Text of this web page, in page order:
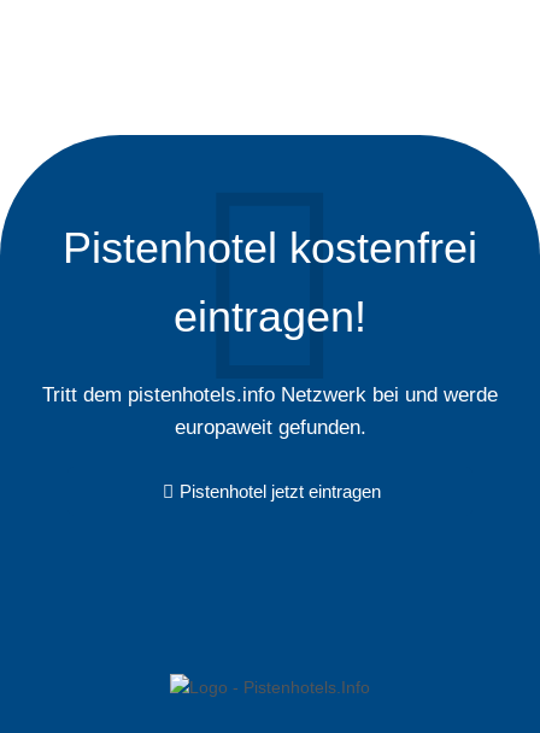
Pistenhotel kostenfrei
eintragen!
Tritt dem pistenhotels.info Netzwerk bei und werde
europaweit gefunden.
Pistenhotel jetzt eintragen